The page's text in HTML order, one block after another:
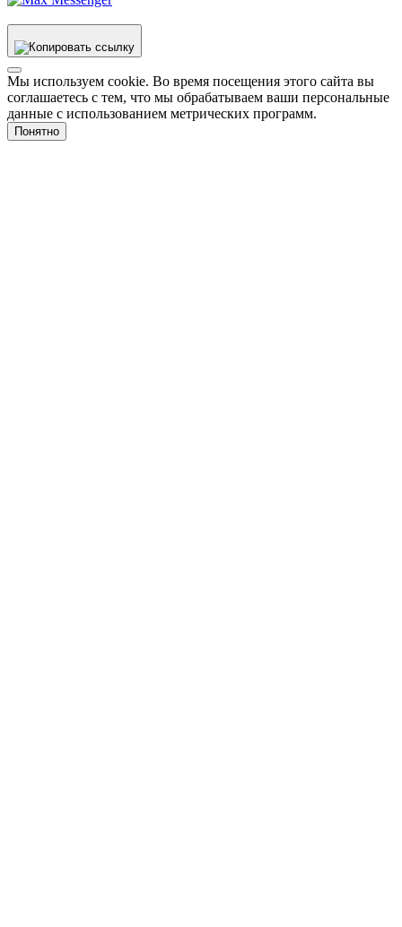
Мы используем cookie. Во время посещения этого сайта вы
соглашаетесь с тем, что мы обрабатываем ваши персональные
данные с использованием метрических программ.
Понятно